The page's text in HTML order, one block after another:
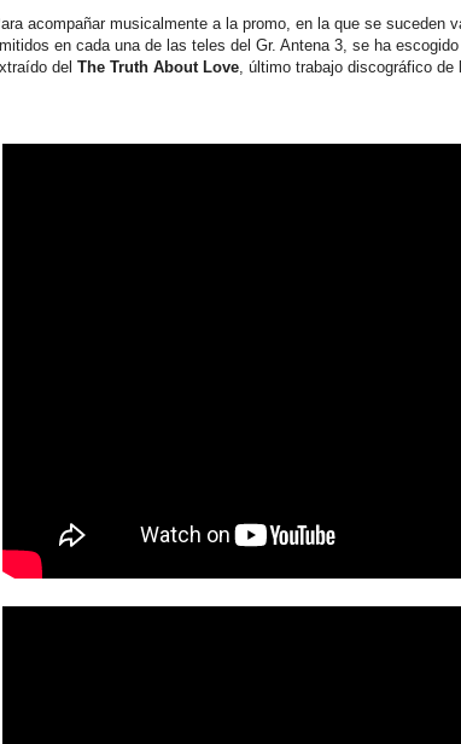
acompañar musicalmente a la promo, en la que se suceden
en cada una de las teles del Gr. Antena 3, se ha
del The Truth About Love, último trabajo discográfico